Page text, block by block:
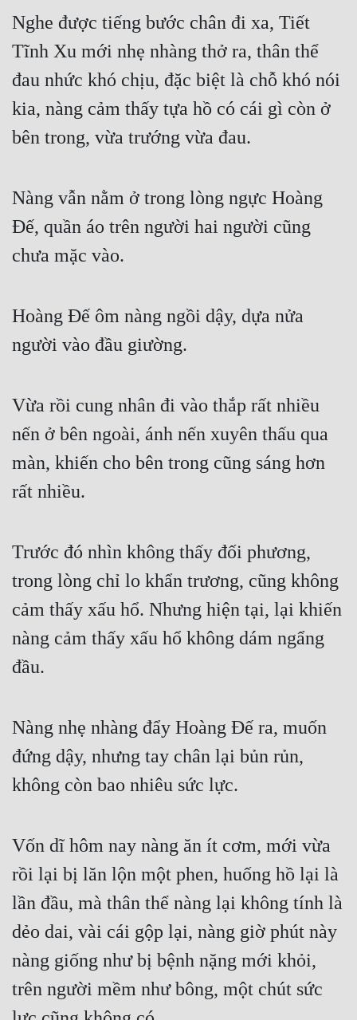
Nghe được tiếng bước chân đi xa, Tiết
Tĩnh Xu mới nhẹ nhàng thở ra, thân thể
đau nhức khó chịu, đặc biệt là chỗ khó nói
kia, nàng cảm thấy tựa hồ có cái gì còn ở
bên trong, vừa trướng vừa đau.
Nàng vẫn nằm ở trong lòng ngực Hoàng
Đế, quần áo trên người hai người cũng
chưa mặc vào.
Hoàng Đế ôm nàng ngồi dậy, dựa nửa
người vào đầu giường.
Vừa rồi cung nhân đi vào thắp rất nhiều
nến ở bên ngoài, ánh nến xuyên thấu qua
màn, khiến cho bên trong cũng sáng hơn
rất nhiều.
Trước đó nhìn không thấy đối phương,
trong lòng chỉ lo khẩn trương, cũng không
cảm thấy xấu hổ. Nhưng hiện tại, lại khiến
nàng cảm thấy xấu hổ không dám ngẩng
đầu.
Nàng nhẹ nhàng đẩy Hoàng Đế ra, muốn
đứng dậy, nhưng tay chân lại bủn rủn,
không còn bao nhiêu sức lực.
Vốn dĩ hôm nay nàng ăn ít cơm, mới vừa
rồi lại bị lăn lộn một phen, huống hồ lại là
lần đầu, mà thân thể nàng lại không tính là
dẻo dai, vài cái gộp lại, nàng giờ phút này
nàng giống như bị bệnh nặng mới khỏi,
trên người mềm như bông, một chút sức